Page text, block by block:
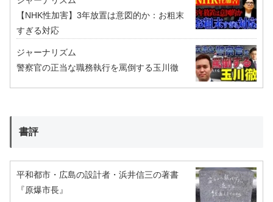
【NHK性加害】3年放置は意図的か：お粗末
すぎる対応
ジャーナリズム
警察官の正当な職務執行を罵倒する玉川徹
書評
平和都市・広島の設計者・浜井信三の著書
『原爆市長』